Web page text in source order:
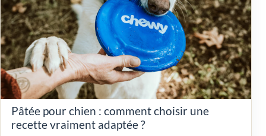
Pâtée pour chien : comment choisir une
recette vraiment adaptée ?